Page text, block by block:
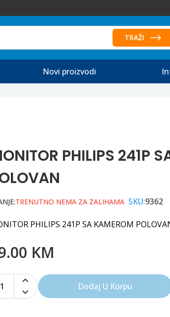
TRAŽI
Novi proizvodi
PHILIPS 241P
TRENUTNO NEMA ZA ZALIHAMA SKU:9362
PHILIPS 241P SA KAMEROM
KM
1 Dodaj U Korpu